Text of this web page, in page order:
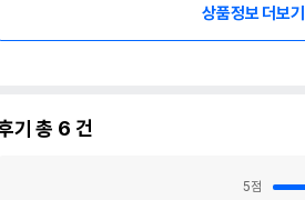
상품정보 더보기
기 총 6 건
5점